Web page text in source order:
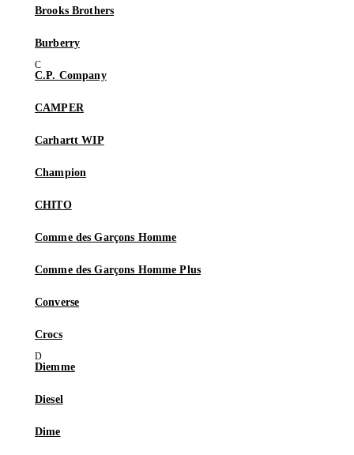
Brooks Brothers
Burberry
C.P. Company
CAMPER
Carhartt WIP
Champion
CHITO
Comme des Garçons Homme
Comme des Garçons Homme Plus
Converse
Crocs
Diemme
Diesel
Dime